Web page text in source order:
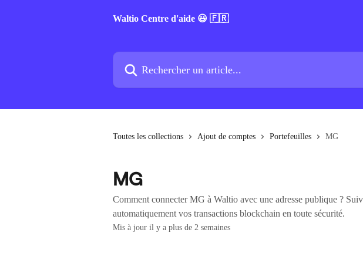
Waltio Centre d'aide 😃 🇫🇷
Rechercher un article...
Toutes les collections Ajout de comptes Portefeuilles MG
MG
Comment connecter MG à Waltio avec une adresse publique ?
automatiquement vos transactions blockchain en toute sécurité.
Mis à jour il y a plus de 2 semaines